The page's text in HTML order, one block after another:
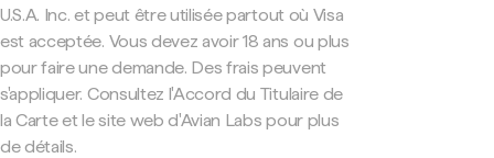
U.S.A. Inc. et peut être utilisée partout où Visa
est acceptée. Vous devez avoir 18 ans ou plus
pour faire une demande. Des frais peuvent
s'appliquer. Consultez l'Accord du Titulaire de
la Carte et le site web d'Avian Labs pour plus
de détails.